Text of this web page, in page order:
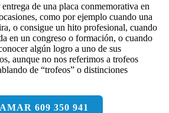
de una placa conmemorativa en
como por ejemplo cuando una
o consigue un hito profesional, cuando
en un congreso o formación, o cuando
algún logro a uno de sus
aunque no nos referimos a trofeos
de “trofeos” o distinciones
609 350 941